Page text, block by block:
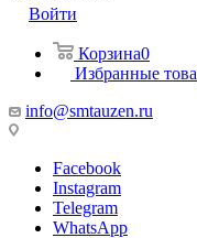
Войти
Корзина0
Избранные
info@smtauzen.ru
Facebook
Instagram
Telegram
WhatsApp